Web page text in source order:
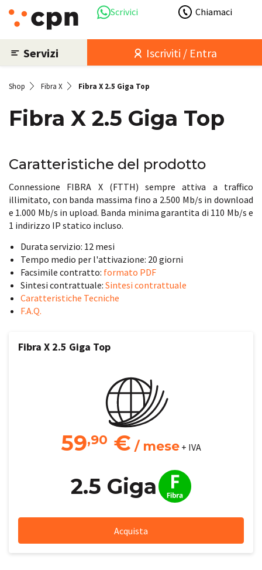
Scrivici Chiamaci
Servizi Iscriviti / Entra
Shop Fibra X Fibra X 2.5 Giga Top
Fibra X 2.5 Giga Top
Caratteristiche del prodotto
Connessione FIBRA X (FTTH) sempre attiva a traffico
illimitato, con banda massima fino a 2.500 Mb/s in download
e 1.000 Mb/s in upload. Banda minima garantita di 110 Mb/s e
1 indirizzo IP statico incluso.
Durata servizio: 12 mesi
Tempo medio per l'attivazione: 20 giorni
Facsimile contratto: formato PDF
Sintesi contrattuale: Sintesi contrattuale
Caratteristiche Tecniche
F.A.Q.
Fibra X 2.5 Giga Top
59,90 € / mese + IVA
2.5 Giga
Acquista